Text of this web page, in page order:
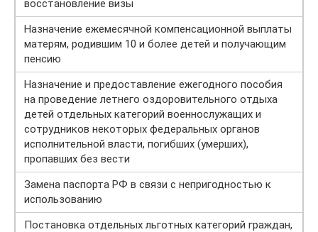
восстановление визы
Назначение ежемесячной компенсационной выплаты
матерям, родившим 10 и более детей и получающим
пенсию
Назначение и предоставление ежегодного пособия
на проведение летнего оздоровительного отдыха
детей отдельных категорий военнослужащих и
сотрудников некоторых федеральных органов
исполнительной власти, погибших (умерших),
пропавших без вести
Замена паспорта РФ в связи с непригодностью к
использованию
Постановка отдельных льготных категорий граждан,